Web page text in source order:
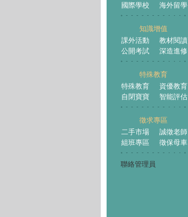
國際學校
海外留學
知識增值
課外活動
教材閱讀
公開考試
深造進修
特殊教育
特殊教育
資優教育
自閉寶寶
智能評估
徵求專區
二手市場
誠徵老師
組班專區
徵保母車
聯絡管理員